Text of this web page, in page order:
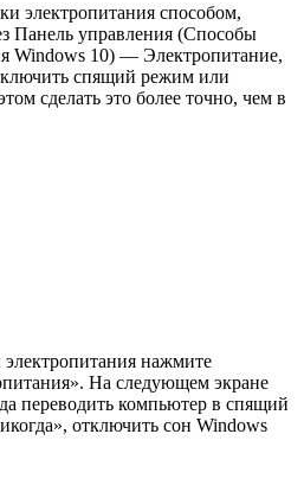
электропитания способом,
Панель управления (Способы
Windows 10) — Электропитание,
спящий режим или
сделать это более точно, чем в
нажмите
На следующем экране
переводить компьютер в спящий
отключить сон Windows